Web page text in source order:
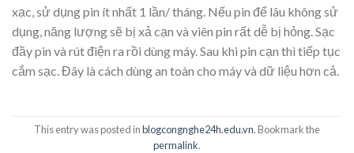
xạc, sử dụng pin ít nhất 1 lần/ tháng. Nếu pin để lâu không sử
dụng, năng lượng sẽ bị xả cạn và viên pin rất dễ bị hỏng. Sạc
đầy pin và rút điện ra rồi dùng máy. Sau khi pin cạn thì tiếp tục
cắm sạc. Đây là cách dùng an toàn cho máy và dữ liệu hơn cả.
This entry was posted inblogcongnghe24h.edu.vn. Bookmark the
permalink.